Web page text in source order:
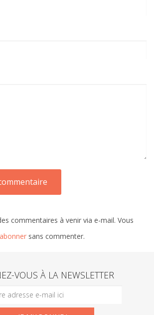
commentaires à venir via e-mail. Vous
sans commenter.
VOUS À LA NEWSLETTER